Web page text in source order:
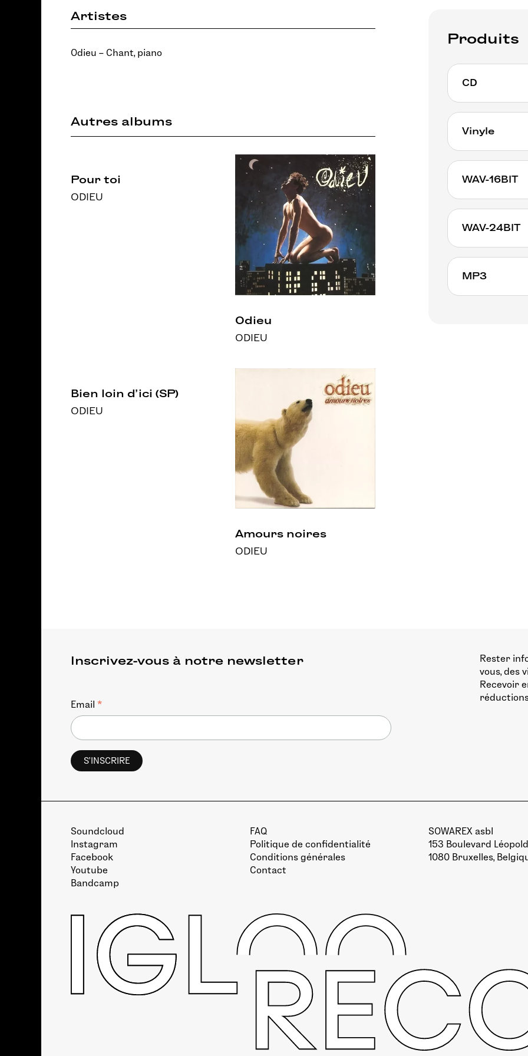
Artistes
Odieu – Chant, piano
Autres albums
Pour toi
ODIEU
Odieu
ODIEU
Bien loin d’ici (SP)
ODIEU
Amours noires
ODIEU
Produits
CD
Vinyle
WAV-16BIT
WAV-24BIT
MP3
Rester
vous, des
Recevoir
Inscrivez-vous à notre newsletter
Email *
Soundcloud
Instagram
Facebook
Youtube
Bandcamp
FAQ
Politique de confidentialité
Conditions générales
Contact
SOWAREX asbl
153 Boulevard Léopold
1080 Bruxelles,